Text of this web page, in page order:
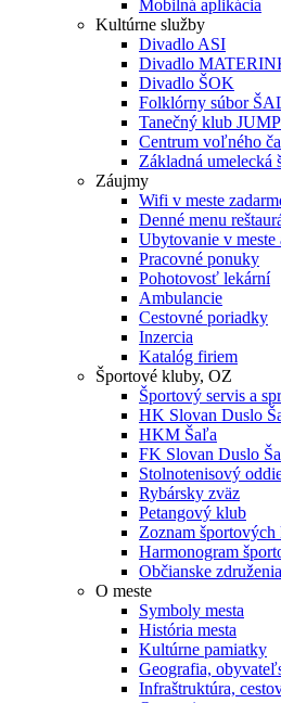
Mobilná aplikácia
Kultúrne služby
Divadlo ASI
Divadlo
Divadlo ŠOK
Folklórny súbor
Tanečný klub
Centrum voľného
Základná umelecká
Záujmy
Wifi v meste
Denné menu
Ubytovanie v meste
Pracovné ponuky
Pohotovosť lekární
Ambulancie
Cestovné poriadky
Inzercia
Katalóg firiem
Športové kluby, OZ
Športový servis a
HK Slovan Duslo
HKM Šaľa
FK Slovan Duslo
Stolnotenisový
Rybársky zväz
Petangový klub
Zoznam
Harmonogram
Občianske
O meste
Symboly mesta
História mesta
Kultúrne pamiatky
Geografia,
Infraštruktúra,